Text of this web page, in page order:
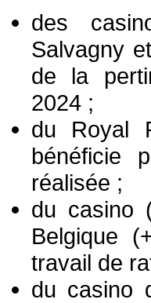
des
Salvagny
de la
2024 ;
du Royal
bénéficie
réalisée ;
du casino
Belgique
travail de
du casino